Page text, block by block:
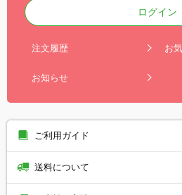
ログイン
注文履歴 お
お知らせ
ご利用ガイド
送料について